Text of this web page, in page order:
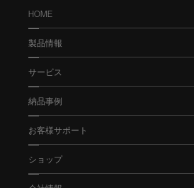
HOME
製品情報
サービス
納品事例
お客様サポート
ショップ